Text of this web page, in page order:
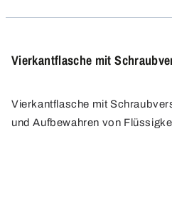
Vierkantflasche mit
Vierkantflasche mit
und Aufbewahren von
Konstruktion bietet sie ein